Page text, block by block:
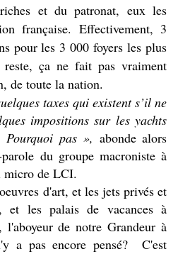
et du patronat, eux les
française. Effectivement, 3
pour les 3 000 foyers les plus
ça ne fait pas vraiment
de toute la nation.
taxes qui existent s’il ne
impositions sur les yachts
pas », abonde alors
du groupe macroniste à
micro de LCI.
d'art, et les jets privés et
et les palais de vacances à
de notre Grandeur à
a pas encore pensé? C'est